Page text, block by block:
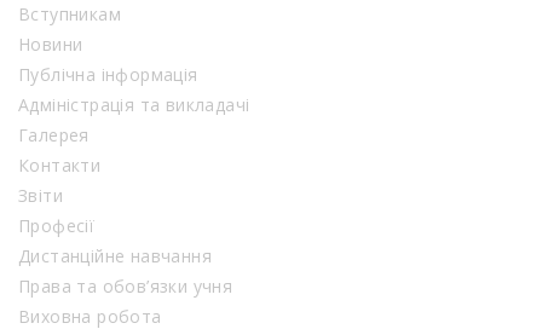
Вступникам
Новини
Публічна інформація
Адміністрація та викладачі
Галерея
Контакти
Звіти
Професії
Дистанційне навчання
Права та обов’язки учня
Виховна робота